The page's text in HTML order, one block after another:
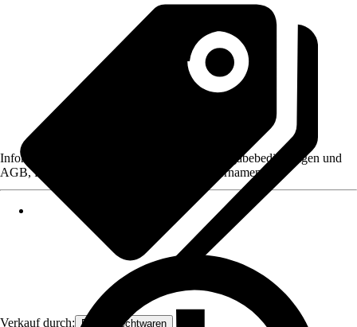
Verkauf durch: Frank Flechtwaren
Informationen des Verkäufers, wie z. B. Rückgabebedingungen und
AGB, finden Sie bei Klick auf den Verkäufernamen.